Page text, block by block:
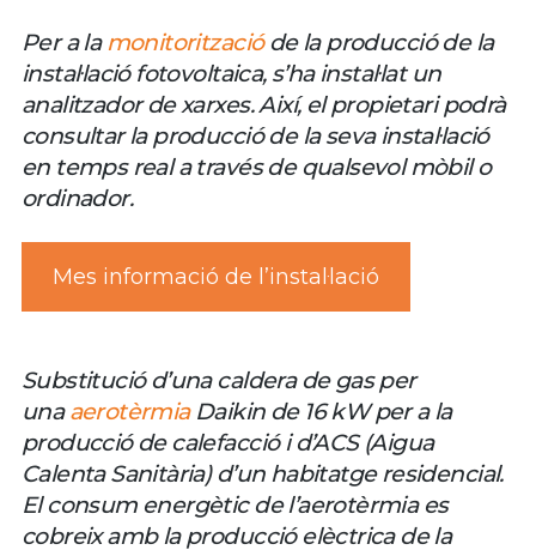
Per a lamonitorització de la producció de la
instal·lació fotovoltaica, s’ha instal·lat un
analitzador de xarxes. Així, el propietari podrà
consultar la producció de la seva instal·lació
en temps real a través de qualsevol mòbil o
ordinador.
Mes informació de l’instal·lació
Substitució d’una caldera de gas per
unaaerotèrmia Daikin de 16 kW per a la
producció de calefacció i d’ACS (Aigua
Calenta Sanitària) d’un habitatge residencial.
El consum energètic de l’aerotèrmia es
cobreix amb la producció elèctrica de la